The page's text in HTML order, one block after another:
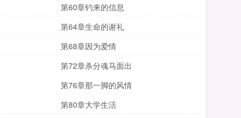
第60章钓来的信息
第64章生命的谢礼
第68章因为爱情
第72章杀分魂马面出
第76章那一脚的风情
第80章大学生活